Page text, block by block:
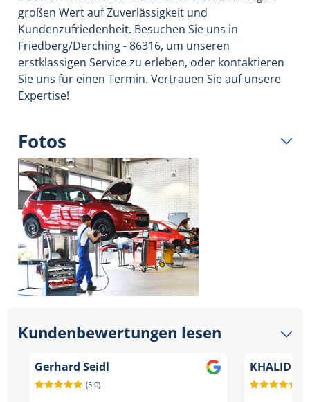
großen Wert auf Zuverlässigkeit und
Kundenzufriedenheit. Besuchen Sie uns in
Friedberg/Derching - 86316, um unseren
erstklassigen Service zu erleben, oder kontaktieren
Sie uns für einen Termin. Vertrauen Sie auf unsere
Expertise!
Fotos
Kundenbewertungen lesen
Gerhard Seidl
(5.0)
KHALID